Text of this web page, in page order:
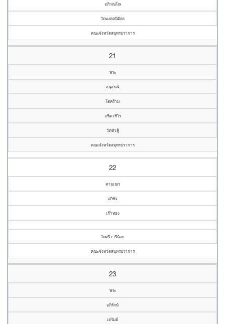
อภิวณฺโณ
วัดมงคลนิมิตร
คณะจังหวัดสมุทรปราการ
21
พระ
อนุสรณ์
โตคร้าม
อชิตวชิโร
วัดหัวคู้
คณะจังหวัดสมุทรปราการ
22
สามเณร
อภิชัจ
เก๊าทอง
วัดศรีวารีน้อย
คณะจังหวัดสมุทรปราการ
23
พระ
อภิรักษ์
เยรัมย์